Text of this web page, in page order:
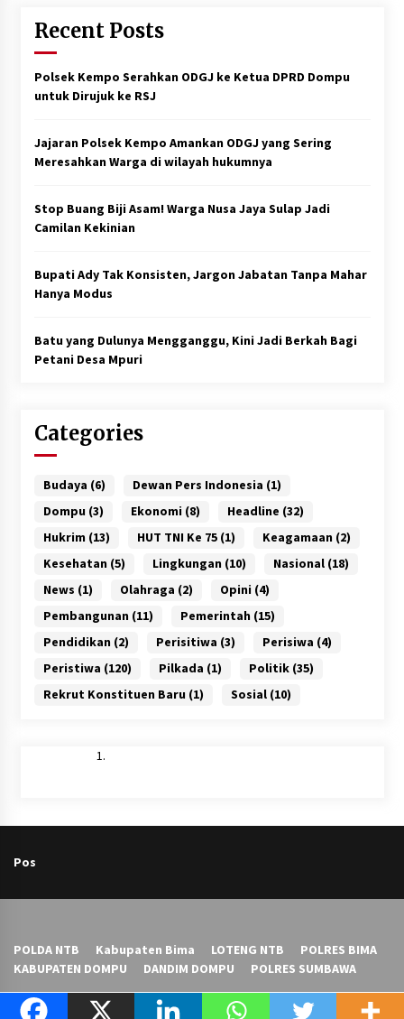
Recent Posts
Polsek Kempo Serahkan ODGJ ke Ketua DPRD Dompu
untuk Dirujuk ke RSJ
Jajaran Polsek Kempo Amankan ODGJ yang Sering
Meresahkan Warga di wilayah hukumnya
Stop Buang Biji Asam! Warga Nusa Jaya Sulap Jadi
Camilan Kekinian
Bupati Ady Tak Konsisten, Jargon Jabatan Tanpa Mahar
Hanya Modus
Batu yang Dulunya Mengganggu, Kini Jadi Berkah Bagi
Petani Desa Mpuri
Categories
Budaya (6) Dewan Pers Indonesia (1)
Dompu (3) Ekonomi (8) Headline (32)
Hukrim (13) HUT TNI Ke 75(1) Keagamaan (2)
Kesehatan (5) Lingkungan (10) Nasional(18)
News (1) Olahraga (2) Opini (4)
Pembangunan (11) Pemerintah (15)
Pendidikan (2) Perisitiwa (3) Perisiwa (4)
Peristiwa (120) Pilkada (1) Politik(35)
Rekrut Konstituen Baru (1) Sosial(10)
Pos
POLDA NTB Kabupaten Bima LOTENG NTB
POLRES BIMA
KABUPATEN DOMPU
DANDIM DOMPU POLRES SUMBAWA